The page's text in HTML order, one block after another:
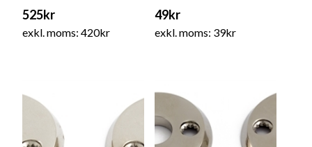
525kr
exkl. moms: 420kr
49kr
exkl. moms: 39kr